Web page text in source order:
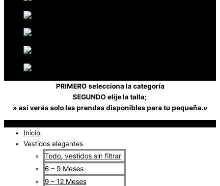
PRIMERO selecciona la categoría
SEGUNDO elije la talla;
» así verás solo las prendas disponibles para tu pequeña.»
Inicio
Vestidos elegantes
Todo, vestidos sin filtrar
6 – 9 Meses
9 – 12 Meses